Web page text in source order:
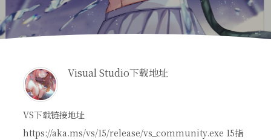
Visual Studio下载地址
VS下载链接地址
https://aka.ms/vs/15/release/vs_community.exe 15指